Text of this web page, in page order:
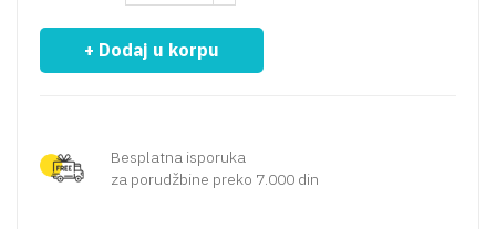
+ Dodaj u korpu
Besplatna isporuka
za porudžbine preko 7.000 din